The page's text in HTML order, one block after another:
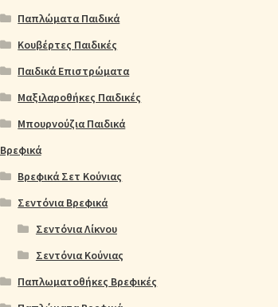
Παπλώματα Παιδικά
Κουβέρτες Παιδικές
Παιδικά Επιστρώματα
Μαξιλαροθήκες Παιδικές
Μπουρνούζια Παιδικά
Βρεφικά
Βρεφικά Σετ Κούνιας
Σεντόνια Βρεφικά
Σεντόνια Λίκνου
Σεντόνια Κούνιας
Παπλωματοθήκες Βρεφικές